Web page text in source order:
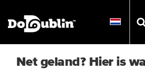
Net geland? Hier is